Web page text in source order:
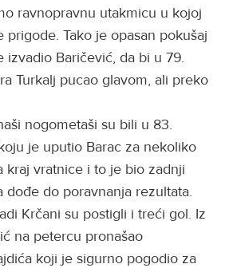
ravnopravnu utakmicu u kojoj
prigode. Tako je opasan pokušaj
izvadio Baričević, da bi u 79.
Turkalj pucao glavom, ali preko
nogometaši su bili u 83.
je uputio Barac za nekoliko
kraj vratnice i to je bio zadnji
dođe do poravnanja rezultata.
Krčani su postigli i treći gol. Iz
na petercu pronašao
koji je sigurno pogodio za